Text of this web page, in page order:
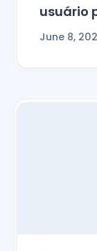
usuário
June 8,